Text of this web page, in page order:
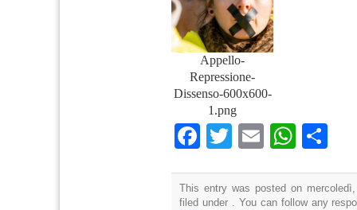
Appello-
Repressione-
Dissenso-600x600-
1.png
Facebook
TwitterEmail
This entry was posted on
filed under . You can follow any